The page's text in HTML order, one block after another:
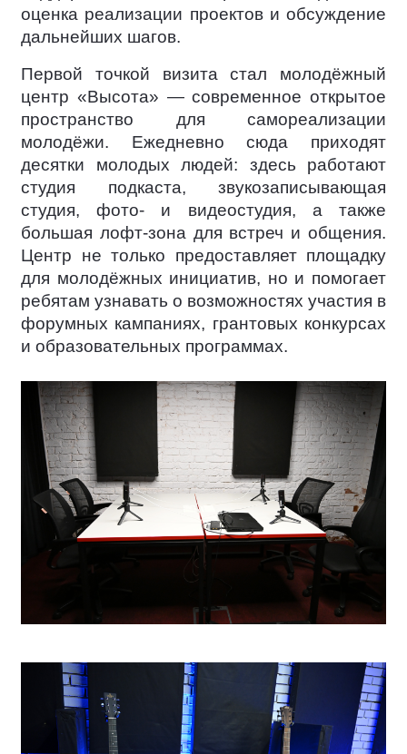
оценка реализации проектов и обсуждение
дальнейших шагов.
Первой точкой визита стал молодёжный
центр «Высота» — современное открытое
пространство для самореализации
молодёжи. Ежедневно сюда приходят
десятки молодых людей: здесь работают
студия подкаста, звукозаписывающая
студия, фото- и видеостудия, а также
большая лофт-зона для встреч и общения.
Центр не только предоставляет площадку
для молодёжных инициатив, но и помогает
ребятам узнавать о возможностях участия в
форумных кампаниях, грантовых конкурсах
и образовательных программах.